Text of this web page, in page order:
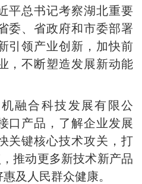
平总书记考察湖北重要
委、省政府和市委部署
引领产业创新，加快前
，不断塑造发展新动能
融合科技发展有限公
口产品，了解企业发展
关键核心技术攻关，打
推动更多新技术新产品
及人民群众健康。